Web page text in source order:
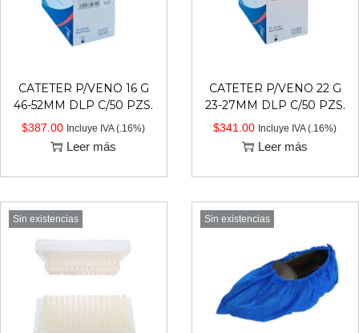
CATETER P/VENO 16 G
46-52MM DLP C/50 PZS.
$387.00 Incluye IVA (.16%)
Leer más
CATETER P/VENO 22 G
23-27MM DLP C/50 PZS.
$341.00 Incluye IVA (.16%)
Leer más
Sin existencias Sin existencias